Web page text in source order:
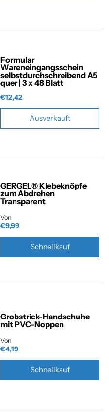
Formular
Wareneingangsschein
selbstdurchschreibend A5
quer | 3 x 48 Blatt
€12,42
Ausverkauft
GERGEL® Klebeknöpfe
zum Abdrehen
Transparent
Von
€9,99
Schnellkauf
Grobstrick-Handschuhe
mit PVC-Noppen
Von
€4,19
Schnellkauf